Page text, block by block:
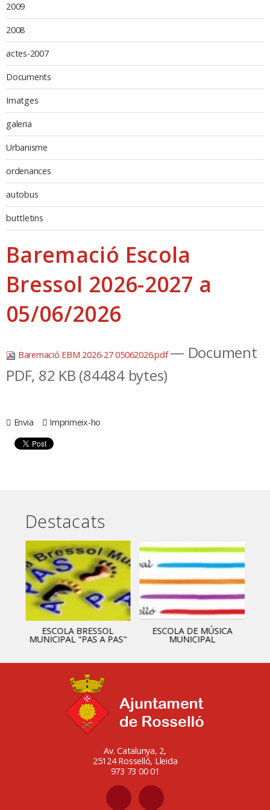
2009
2008
actes-2007
Documents
Imatges
galeria
Urbanisme
ordenances
autobus
buttletins
Baremació Escola
Bressol 2026-2027 a
05/06/2026
Baremació EBM 2026-27 05062026.pdf— Document
PDF, 82 KB (84484 bytes)
Envia Imprimeix-ho
Destacats
ESCOLA BRESSOL
MUNICIPAL "PAS A PAS"
ESCOLA DE MÚSICA
MUNICIPAL
Av. Catalunya, 2,
25124 Rosselló, Lleida
973 73 00 01